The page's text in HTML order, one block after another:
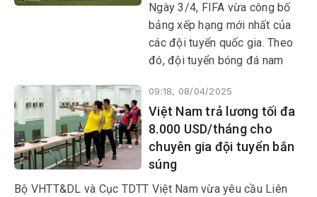
Ngày 3/4, FIFA vừa công bố
bảng xếp hạng mới nhất của
các đội tuyển quốc gia. Theo
đó, đội tuyển bóng đá nam
đáng kể khi tăng 5 bậc, từ
hạng 114 lên 109 thế giới.
09:18, 08/04/2025
Việt Nam trả lương tối đa
8.000 USD/tháng cho
chuyên gia đội tuyển bắn
súng
Bộ VHTT&DL và Cục TDTT Việt Nam vừa yêu cầu Liên